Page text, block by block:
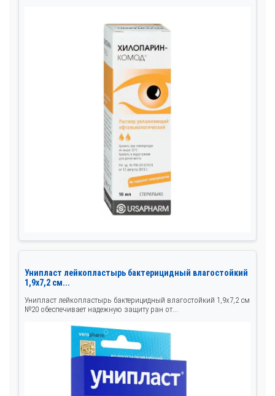
Унипласт лейкопластырь бактерицидный влагостойкий
1,9х7,2 см...
Унипласт лейкопластырь бактерицидный влагостойкий 1,9х7,2 см
№20 обеспечивает надежную защиту ран от...